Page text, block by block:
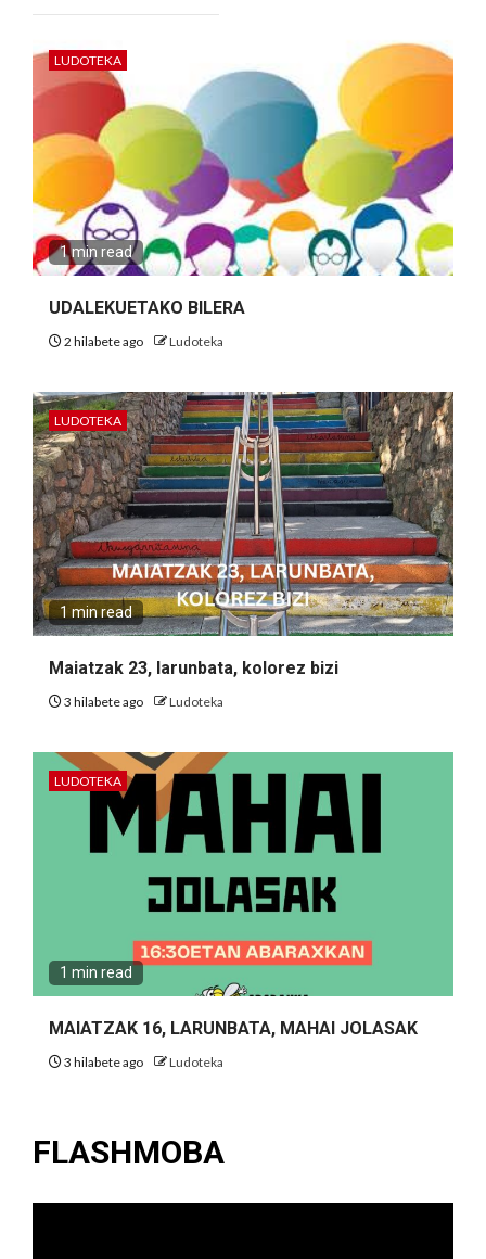
LUDOTEKA
1 min read
UDALEKUETAKO BILERA
2 hilabete ago Ludoteka
LUDOTEKA
1 min read
Maiatzak 23, larunbata, kolorez bizi
3 hilabete ago Ludoteka
LUDOTEKA
1 min read
MAIATZAK 16, LARUNBATA, MAHAI JOLASAK
3 hilabete ago Ludoteka
FLASHMOBA